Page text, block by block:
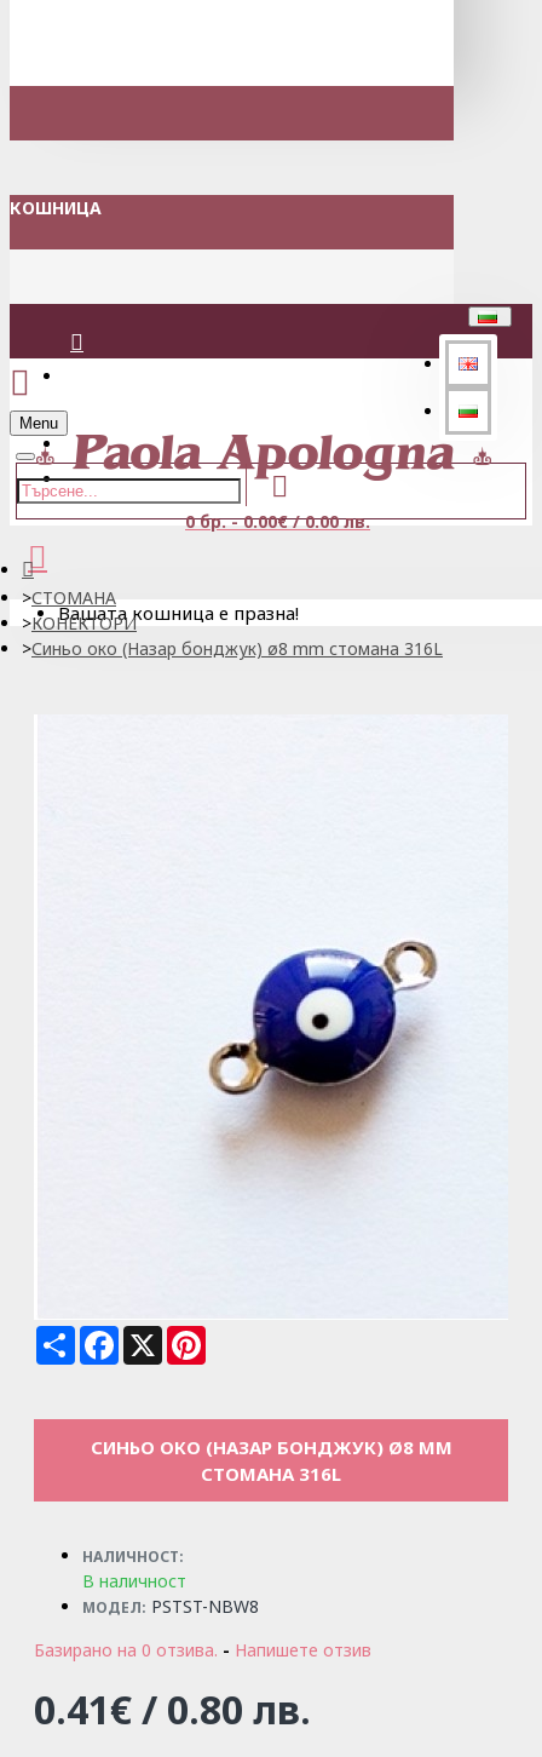
КОШНИЦА
Регистрация
Menu
0 бр. - 0.00€ / 0.00 лв.
Вашата кошница е празна!
СТОМАНА
КОНЕКТОРИ
Синьо око (Назар бонджук) ø8 mm стомана 316L
Share Facebook
X
СИНЬО ОКО (НАЗАР БОНДЖУК) Ø8 MM
СТОМАНА 316L
НАЛИЧНОСТ:
В наличност
МОДЕЛ: PSTST-NBW8
Базирано на 0 отзива. - Напишете отзив
0.41€ / 0.80 лв.